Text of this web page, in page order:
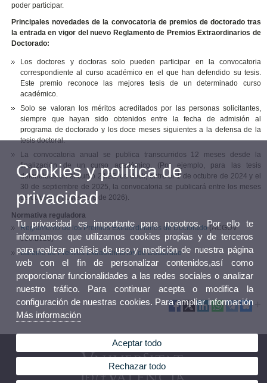
poder participar.
Principales novedades de la convocatoria de premios de doctorado tras
la entrada en vigor del nuevo Reglamento de Premios Extraordinarios de
Doctorado:
Los doctores y doctoras solo pueden participar en la convocatoria
correspondiente al curso académico en el que han defendido su tesis.
Este premio reconoce las mejores tesis de un determinado curso
académico.
Solo se valoran los méritos acreditados por las personas solicitantes,
siempre que hayan sido obtenidos entre la fecha de admisión al
programa de doctorado y los doce meses siguientes a la defensa de la
tesis doctoral.
La convocatoria anual se publica transcurridos 12 meses desde la
finalización de un curso académico. (Por ejemplo, para las tesis
defendidas en el curso 24/25, es decir, entre el 1 de octubre de 2024 y el
30 de septiembre de 2025, la convocatoria se publicará entre los meses
de octubre y noviembre de 2026).
Normativa reguladora
Reglamento de los Premios Extraordinarios de Doctorado(ACGUV
350/2025)
Baremo de Premios Extraordinarios de Doctorado
Cookies y política de
privacidad
Tu privacidad es importante para nosotros. Por ello te
informamos que utilizamos cookies propias y de terceros
para realizar análisis de uso y medición de nuestra página
web con el fin de personalizar contenidos,así como
proporcionar funcionalidades a las redes sociales o analizar
nuestro tráfico. Para continuar acepta o modifica la
configuración de nuestras cookies. Para ampliar información
Más información
Aceptar todo
Rechazar todo